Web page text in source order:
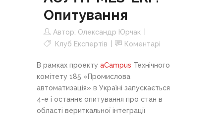
Опитування
Автор: Олександр Юрчак
Клуб Експертів
Коментарі
В рамках проекту aCampus Технічного
комітету 185 «Промислова
автоматизація» в Україні запускається
4-е і останнє опитування про стан в
області вериткальної інтеграції